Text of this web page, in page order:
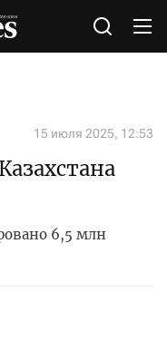
15 июля 2025, 12:53
6,5 млн